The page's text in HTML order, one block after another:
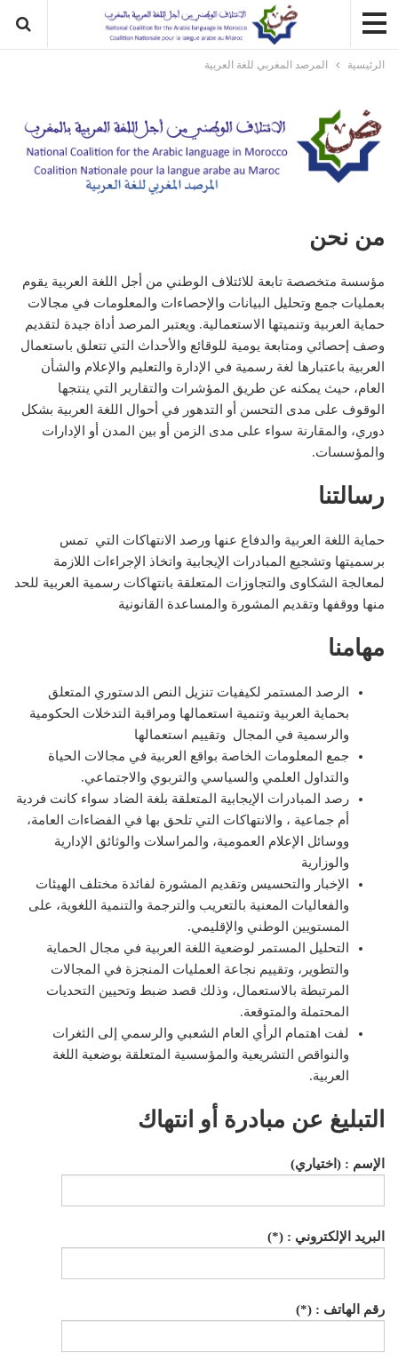
الرئيسية المرصد المغربي للغة العربية
من نحن
مؤسسة متخصصة تابعة للائتلاف الوطني من أجل اللغة العربية يقوم
بعمليات جمع وتحليل البيانات والإحصاءات والمعلومات في مجالات
حماية العربية وتنميتها الاستعمالية. ويعتبر المرصد أداة جيدة لتقديم
وصف إحصائي ومتابعة يومية للوقائع والأحداث التي تتعلق باستعمال
العربية باعتبارها لغة رسمية في الإدارة والتعليم والإعلام والشأن
العام، حيث يمكنه عن طريق المؤشرات والتقارير التي ينتجها
الوقوف على مدى التحسن أو التدهور في أحوال اللغة العربية بشكل
دوري، والمقارنة سواء على مدى الزمن أو بين المدن أو الإدارات
والمؤسسات.
رسالتنا
حماية اللغة العربية والدفاع عنها ورصد الانتهاكات التي تمس
برسميتها وتشجيع المبادرات الإيجابية واتخاذ الإجراءات اللازمة
لمعالجة الشكاوى والتجاوزات المتعلقة بانتهاكات رسمية العربية للحد
منها ووقفها وتقديم المشورة والمساعدة القانونية
مهامنا
الرصد المستمر لكيفيات تنزيل النص الدستوري المتعلق
بحماية العربية وتنمية استعمالها ومراقبة التدخلات الحكومية
والرسمية في المجال وتقييم استعمالها
جمع المعلومات الخاصة بواقع العربية في مجالات الحياة
والتداول العلمي والسياسي والتربوي والاجتماعي.
رصد المبادرات الإيجابية المتعلقة بلغة الضاد سواء كانت فردية
أم جماعية ، والانتهاكات التي تلحق بها في الفضاءات العامة،
ووسائل الإعلام العمومية، والمراسلات والوثائق الإدارية
والوزارية
الإخبار والتحسيس وتقديم المشورة لفائدة مختلف الهيئات
والفعاليات المعنية بالتعريب والترجمة والتنمية اللغوية، على
المستويين الوطني والإقليمي.
التحليل المستمر لوضعية اللغة العربية في مجال الحماية
والتطوير، وتقييم نجاعة العمليات المنجزة في المجالات
المرتبطة بالاستعمال، وذلك قصد ضبط وتحيين التحديات
المحتملة والمتوقعة.
لفت اهتمام الرأي العام الشعبي والرسمي إلى الثغرات
والنواقص التشريعية والمؤسسية المتعلقة بوضعية اللغة
العربية.
التبليغ عن مبادرة أو انتهاك
الإسم : (اختياري)
البريد الإلكتروني : (*)
رقم الهاتف : (*)